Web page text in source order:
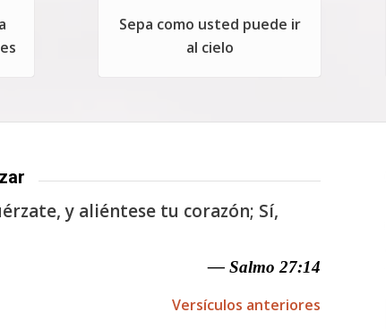
Sepa como usted puede ir
al cielo
y aliéntese tu corazón; Sí,
— Salmo 27:14
Versículos anteriores